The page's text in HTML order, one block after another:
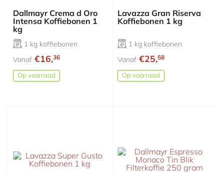
Dallmayr Crema d Oro
Intensa Koffiebonen 1
kg
1 kg koffiebonen
Vanaf €16,36
Op voorraad
Lavazza Gran Riserva
Koffiebonen 1 kg
1 kg koffiebonen
Vanaf €25,58
Op voorraad